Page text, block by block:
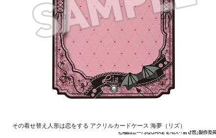
その着せ替え人形は恋をする アクリルカードケース 海夢（リズ）